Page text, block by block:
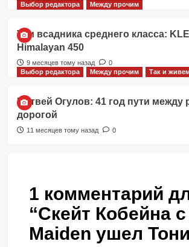
Выбор редактора
Между прочим
Три всадника среднего класса:
Himalayan 450
9 месяцев тому назад
0
Выбор редактора
Между прочим Так и
Матвей Огулов: 41 год пути между
дорогой
11 месяцев тому назад 0
1 комментарий
“Скейт Кобейна
Maiden ушел Тони